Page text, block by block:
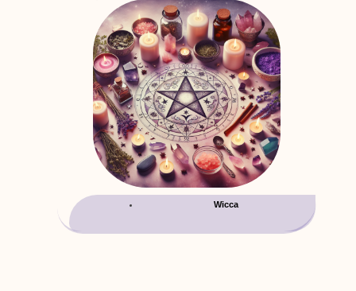
Wicca